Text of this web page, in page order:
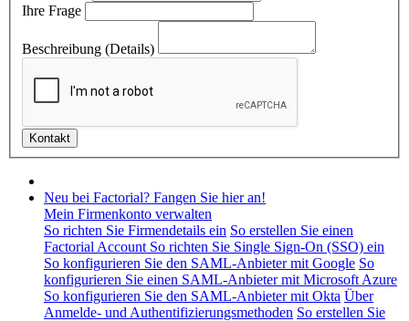
Ihre Frage
Beschreibung (Details)
Neu bei Factorial? Fangen Sie hier an!
Mein Firmenkonto verwalten
So richten Sie Firmendetails ein So erstellen Sie einen
Factorial Account So richten Sie Single Sign-On (SSO) ein
So konfigurieren Sie den SAML-Anbieter mit Google So
konfigurieren Sie einen SAML-Anbieter mit Microsoft Azure
So konfigurieren Sie den SAML-Anbieter mit Okta Über
Anmelde- und Authentifizierungsmethoden So erstellen Sie